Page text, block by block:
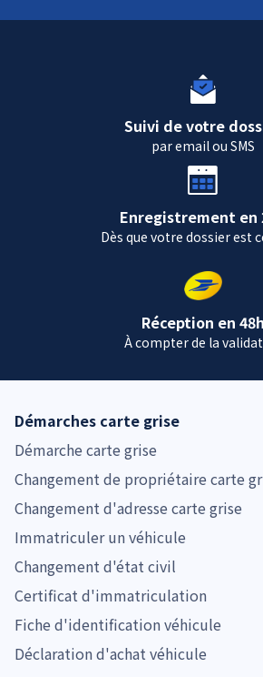
Suivi de votre
par email ou SMS
Enregistrement en
Dès que votre dossier est
Réception en 48h
À compter de la
Démarches carte grise
Démarche carte grise
Changement de propriétaire carte
Changement d'adresse carte grise
Immatriculer un véhicule
Changement d'état civil
Certificat d'immatriculation
Fiche d'identification véhicule
Déclaration d'achat véhicule